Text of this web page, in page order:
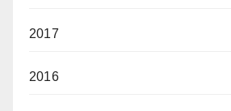
2017
2016